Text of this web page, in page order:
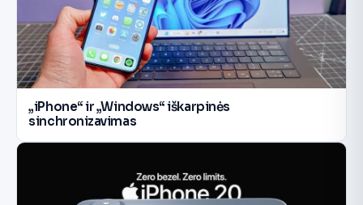
„iPhone“ ir „Windows“ iškarpinės
sinchronizavimas